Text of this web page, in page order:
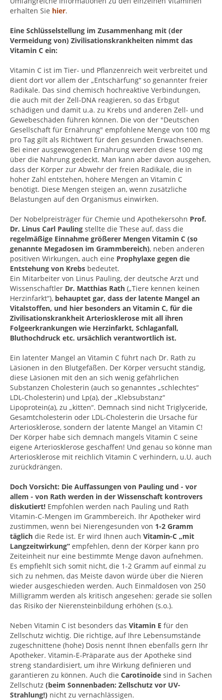
erhalten Sie hier.
Eine Schlüsselstellung im Zusammenhang mit (der
Vermeidung von) Zivilisationskrankheiten nimmt das
Vitamin C ein:
Vitamin C ist im Tier- und Pflanzenreich weit verbreitet und
dient dort vor allem der „Entschärfung“ so genannter freier
Radikale. Das sind chemisch hochreaktive Verbindungen,
die auch mit der Zell-DNA reagieren, so das Erbgut
schädigen und damit u.a. zu Krebs und anderen Zell- und
Gewebeschäden führen können. Die von der "Deutschen
Gesellschaft für Ernährung" empfohlene Menge von 100 mg
pro Tag gilt als Richtwert für den gesunden Erwachsenen.
Bei einer ausgewogenen Ernährung werden diese 100 mg
über die Nahrung gedeckt. Man kann aber davon ausgehen,
dass der Körper zur Abwehr der freien Radikale, die in
hoher Zahl entstehen, höhere Mengen an Vitamin C
benötigt. Diese Mengen steigen an, wenn zusätzliche
Belastungen auf den Organismus einwirken.
Der Nobelpreisträger für Chemie und Apothekersohn Prof.
Dr. Linus Carl Pauling stellte die These auf, dass die
regelmäßige Einnahme größerer Mengen Vitamin C (so
genannte Megadosen im Grammbereich), neben anderen
positiven Wirkungen, auch eine Prophylaxe gegen die
Entstehung von Krebs bedeutet.
Ein Mitarbeiter von Linus Pauling, der deutsche Arzt und
Wissenschaftler Dr. Matthias Rath („Tiere kennen keinen
Herzinfarkt“), behauptet gar, dass der latente Mangel an
Vitalstoffen, und hier besonders an Vitamin C, für die
Zivilisationskrankheit Arteriosklerose mit all ihren
Folgeerkrankungen wie Herzinfarkt, Schlaganfall,
Bluthochdruck etc. ursächlich verantwortlich ist.
Ein latenter Mangel an Vitamin C führt nach Dr. Rath zu
Läsionen in den Blutgefäßen. Der Körper versucht ständig,
diese Läsionen mit den an sich wenig gefährlichen
Substanzen Cholesterin (auch so genanntes „schlechtes“
LDL-Cholesterin) und Lp(a), der „Klebsubstanz“
Lipoprotein(a), zu „kitten“. Demnach sind nicht Triglyceride,
Gesamtcholesterin oder LDL-Cholesterin die Ursache für
Arteriosklerose, sondern der latente Mangel an Vitamin C!
Der Körper habe sich demnach mangels Vitamin C seine
eigene Arteriosklerose geschaffen! Und genau so könne man
Arteriosklerose mit reichlich Vitamin C verhindern, u.U. auch
zurückdrängen.
Doch Vorsicht: Die Auffassungen von Pauling und - vor
allem - von Rath werden in der Wissenschaft kontrovers
diskutiert! Empfohlen werden nach Pauling und Rath
Vitamin-C-Mengen im Grammbereich. Ihr Apotheker wird
zustimmen, wenn bei Nierengesunden von 1-2 Gramm
täglich die Rede ist. Er wird Ihnen auch Vitamin-C „mit
Langzeitwirkung“ empfehlen, denn der Körper kann pro
Zeiteinheit nur eine bestimmte Menge davon aufnehmen.
Es empfiehlt sich somit nicht, die 1-2 Gramm auf einmal zu
sich zu nehmen, das Meiste davon würde über die Nieren
wieder ausgeschieden werden. Auch Einmaldosen von 250
Milligramm werden als kritisch angesehen: gerade sie sollen
das Risiko der Nierensteinbildung erhöhen (s.o.).
Neben Vitamin C ist besonders das Vitamin E für den
Zellschutz wichtig. Die richtige, auf Ihre Lebensumstände
zugeschnittene (hohe) Dosis nennt Ihnen ebenfalls gern Ihr
Apotheker. Vitamin-E-Präparate aus der Apotheke sind
streng standardisiert, um ihre Wirkung definieren und
garantieren zu können. Auch die Carotinoide sind in Sachen
Zellschutz (beim Sonnenbaden: Zellschutz vor UV-
Strahlung!) nicht zu vernachlässigen.